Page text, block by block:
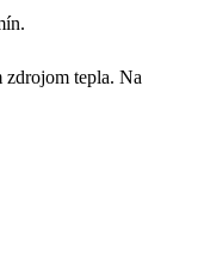
tepla. Na